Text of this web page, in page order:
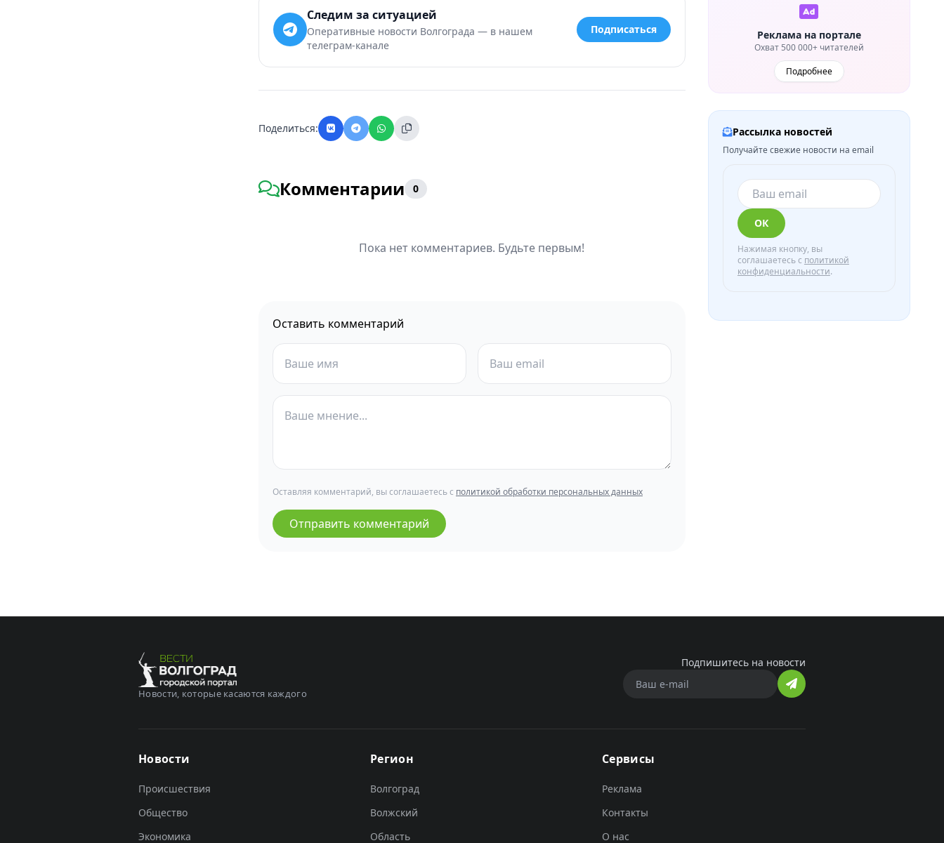
Следим за ситуацией
Оперативные новости Волгограда — в нашем
телеграм-канале
Подписаться
Поделиться:
Комментарии 0
Пока нет комментариев. Будьте первым!
Оставить комментарий
Оставляя комментарий, вы соглашаетесь с политикой обработки персональных данных
Отправить комментарий
Реклама на портале
Охват 500 000+ читателей
Подробнее
Рассылка новостей
Получайте свежие новости на email
ОК
Нажимая кнопку, вы
соглашаетесь с политикой
конфиденциальности.
Новости, которые касаются каждого
Подпишитесь на новости
Новости
Происшествия
Общество
Экономика
Регион
Волгоград
Волжский
Область
Сервисы
Реклама
Контакты
О нас